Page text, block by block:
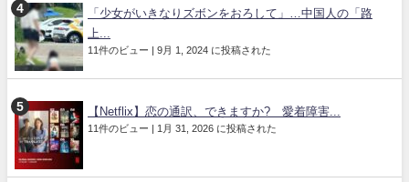
「少女がいきなりズボンをおろして」…中国人の「路
上...
11件のビュー | 9月 1, 2024 に投稿された
【Netflix】恋の通訳、できますか? 愛着障害...
11件のビュー | 1月 31, 2026 に投稿された